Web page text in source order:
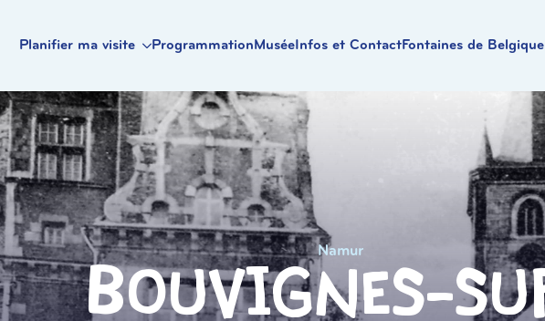
Planifier ma visite ProgrammationMuséeInfos et ContactFontaines de Belgique
Namur
Bouvignes-